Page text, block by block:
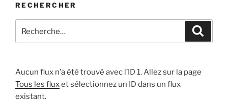
RECHERCHER
pour
Aucun flux n’a été trouvé avec l’ID 1. Allez sur la page
Tous les fluxet sélectionnez un ID dans un flux
existant.